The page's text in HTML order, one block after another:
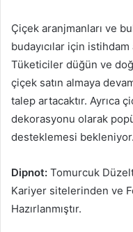
Çiçek aranjmanları ve
budayıcılar için istihdam
Tüketiciler düğün ve
çiçek satın almaya
talep artacaktır. Ayrıca
dekorasyonu olarak
desteklemesi bekleniyor.
Dipnot: Tomurcuk
Kariyer sitelerinden ve
Hazırlanmıştır.